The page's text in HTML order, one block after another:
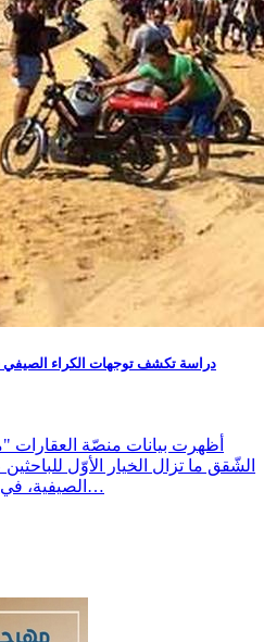
دراسة تكشف توجهات الكراء
الشّقق ما تزال الخيار الأوّل
الصيفية، في حين تواصل جهة الوطن القبلي…